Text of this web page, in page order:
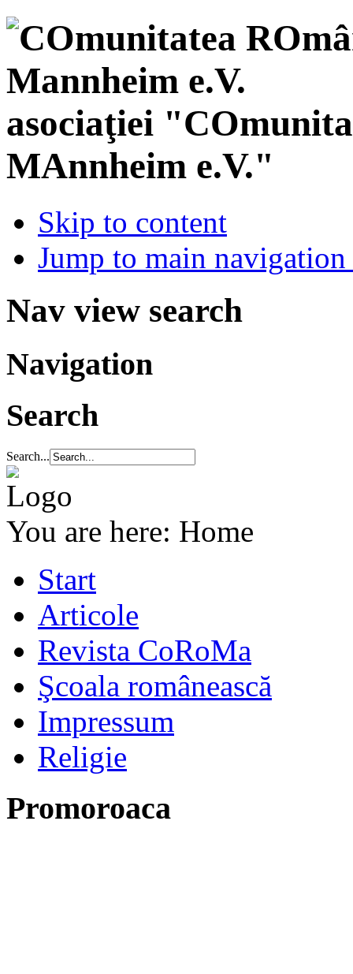
asociaţiei
MAnnheim e.V."
Skip to content
Jump to main
Nav view search
Navigation
Search
Search...
You are here: Home
Start
Articole
Revista CoRoMa
Şcoala românească
Impressum
Religie
Promoroaca